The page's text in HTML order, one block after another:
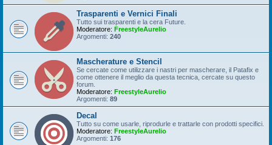
Trasparenti e Vernici Finali
Tutto sui trasparenti e la cera Future.
Moderatore: FreestyleAurelio
Argomenti: 240
Mascherature e Stencil
Se cercate come utilizzare i nastri per mascherare, il Patafix e
come ottenere il meglio da questa tecnica, cercate su questo
forum.
Moderatore: FreestyleAurelio
Argomenti: 89
Decal
Tutto su come usarle, riprodurle e trattarle con prodotti specifici.
Moderatore: FreestyleAurelio
Argomenti: 176